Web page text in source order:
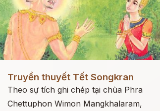
Đọc ngay
Truyền thuyết Tết Songkran
Theo sự tích ghi chép tại chùa Phra
Chettuphon Wimon Mangkhalaram,